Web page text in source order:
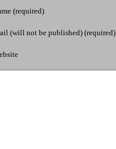
(required)
(will not be published) (required)